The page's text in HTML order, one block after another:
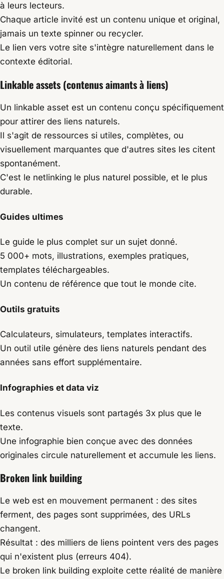
à leurs lecteurs.
Chaque article invité est un contenu unique et original,
jamais un texte spinner ou recycler.
Le lien vers votre site s'intègre naturellement dans le
contexte éditorial.
Linkable assets (contenus aimants à liens)
Un linkable asset est un contenu conçu spécifiquement
pour attirer des liens naturels.
Il s'agit de ressources si utiles, complètes, ou
visuellement marquantes que d'autres sites les citent
spontanément.
C'est le netlinking le plus naturel possible, et le plus
durable.
Guides ultimes
Le guide le plus complet sur un sujet donné.
5 000+ mots, illustrations, exemples pratiques,
templates téléchargeables.
Un contenu de référence que tout le monde cite.
Outils gratuits
Calculateurs, simulateurs, templates interactifs.
Un outil utile génère des liens naturels pendant des
années sans effort supplémentaire.
Infographies et data viz
Les contenus visuels sont partagés 3x plus que le
texte.
Une infographie bien conçue avec des données
originales circule naturellement et accumule les liens.
Broken link building
Le web est en mouvement permanent : des sites
ferment, des pages sont supprimées, des URLs
changent.
Résultat : des milliers de liens pointent vers des pages
qui n'existent plus (erreurs 404).
Le broken link building exploite cette réalité de manière